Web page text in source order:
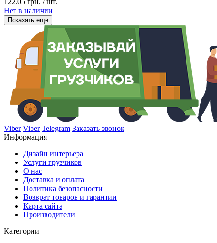
122.05 грн. / шт.
Нет в наличии
Показать еще
Viber Viber Telegram Заказать звонок
Информация
Дизайн интерьера
Услуги грузчиков
О нас
Доставка и оплата
Политика безопасности
Возврат товаров и гарантии
Карта сайта
Производители
Категории